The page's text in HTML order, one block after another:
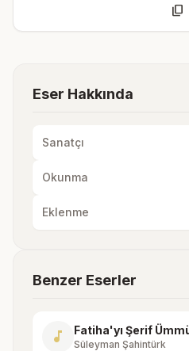
content_copy
Eser Hakkında
Sanatçı
Okunma
Eklenme
Benzer Eserler
music_note Fatiha'yı Şerif
Süleyman Şahintürk